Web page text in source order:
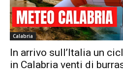
Calabria
In arrivo sull’Italia un
in Calabria venti di